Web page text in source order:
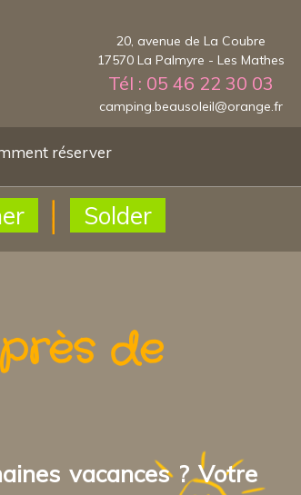
Solder
20, avenue de La Coubre
17570 La Palmyre - Les Mathes
Tél : 05 46 22 30 03
camping.beausoleil@orange.fr
réserver
de
vacances ? Votre